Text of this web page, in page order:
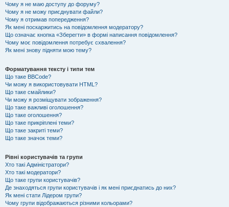
Чому я не маю доступу до форуму?
Чому я не можу приєднувати файли?
Чому я отримав попередження?
Як мені поскаржитись на повідомлення модератору?
Що означає кнопка «Зберегти» в формі написання повідомлення?
Чому моє повідомлення потребує схвалення?
Як мені знову підняти мою тему?
Форматування тексту і типи тем
Що таке BBCode?
Чи можу я використовувати HTML?
Що таке смайлики?
Чи можу я розміщувати зображення?
Що таке важливі оголошення?
Що таке оголошення?
Що таке прикріплені теми?
Що таке закриті теми?
Що таке значок теми?
Рівні користувачів та групи
Хто такі Адміністратори?
Хто такі модератори?
Що таке групи користувачів?
Де знаходяться групи користувачів і як мені приєднатись до них?
Як мені стати Лідером групи?
Чому групи відображаються різними кольорами?